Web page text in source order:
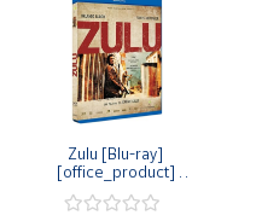
Zulu [Blu-ray]
[office_product]